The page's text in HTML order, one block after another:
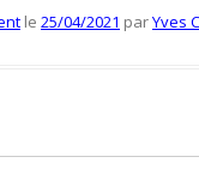
le 25/04/2021 parYves